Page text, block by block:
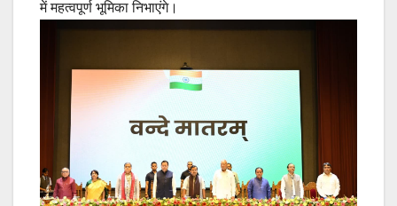
में महत्वपूर्ण भूमिका निभाएंगे।